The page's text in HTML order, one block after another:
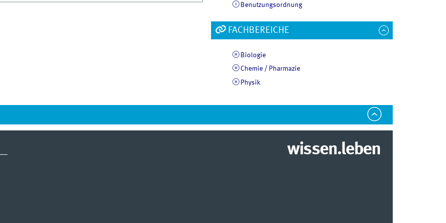
Benutzungsordnung
FACHBEREICHE
Biologie
Chemie / Pharmazie
Physik
wissen.leben